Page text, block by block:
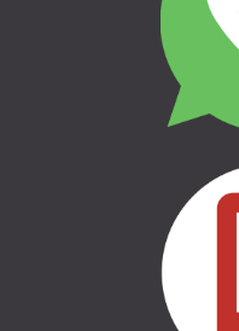
THULE |
AUTO